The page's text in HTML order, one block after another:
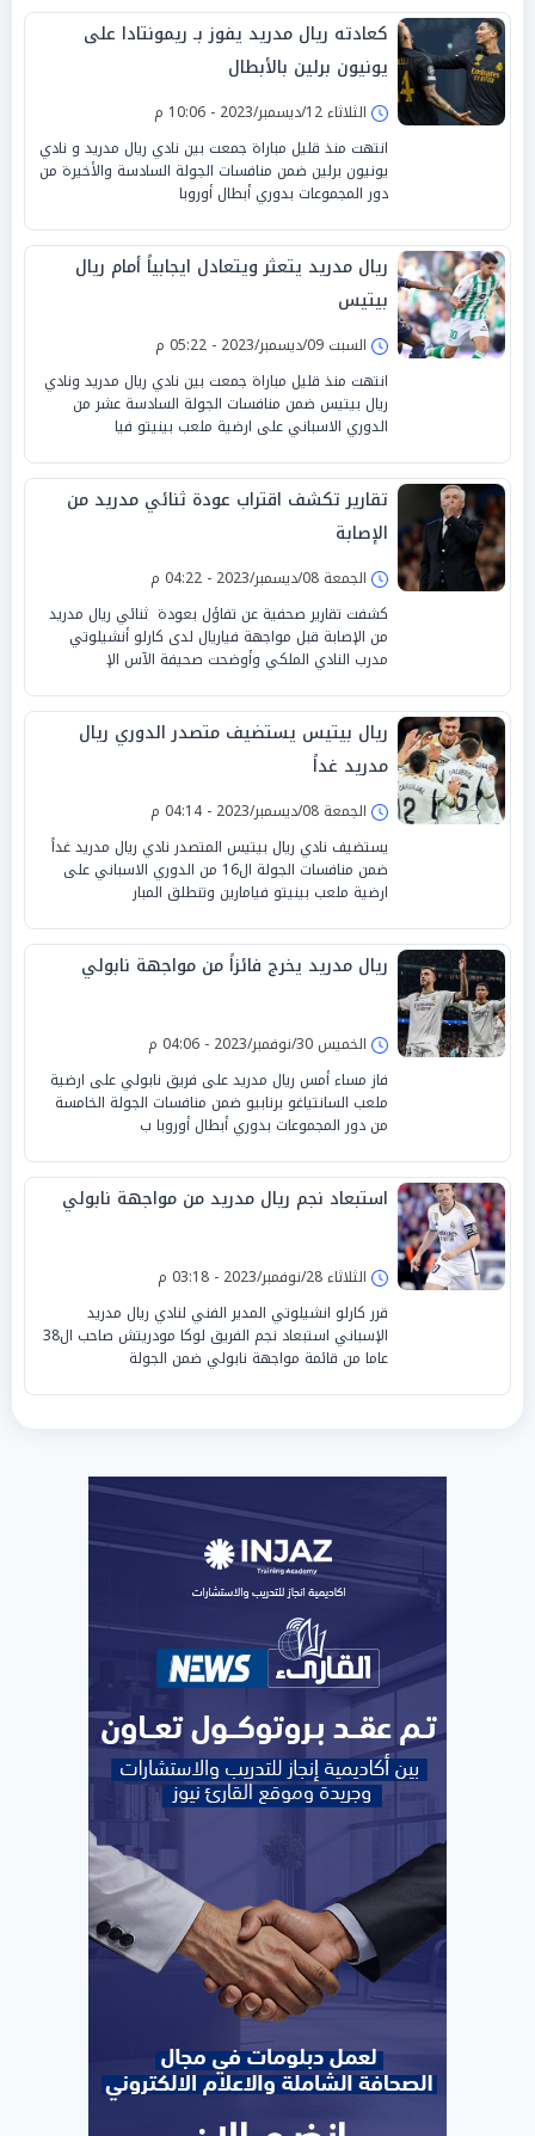
كعادته ريال مدريد يفوز بـ ريمونتادا على
يونيون برلين بالأبطال
الثلاثاء 12/ديسمبر/2023 - 10:06 م
انتهت منذ قليل مباراة جمعت بين نادي ريال مدريد و نادي
يونيون برلين ضمن منافسات الجولة السادسة والأخيرة من
دور المجموعات بدوري أبطال أوروبا
ريال مدريد يتعثر ويتعادل ايجابياً أمام ريال
بيتيس
السبت 09/ديسمبر/2023 - 05:22 م
انتهت منذ قليل مباراة جمعت بين نادي ريال مدريد ونادي
ريال بيتيس ضمن منافسات الجولة السادسة عشر من
الدوري الاسباني على ارضية ملعب بينيتو فيا
تقارير تكشف اقتراب عودة ثنائي مدريد من
الإصابة
الجمعة 08/ديسمبر/2023 - 04:22 م
كشفت تقارير صحفية عن تفاؤل بعودة ثنائي ريال مدريد
من الإصابة قبل مواجهة فياريال لدى كارلو أنشيلوتي
مدرب النادي الملكي وأوضحت صحيفة الآس الإ
ريال بيتيس يستضيف متصدر الدوري ريال
مدريد غداً
الجمعة 08/ديسمبر/2023 - 04:14 م
يستضيف نادي ريال بيتيس المتصدر نادي ريال مدريد غداً
ضمن منافسات الجولة ال16 من الدوري الاسباني على
ارضية ملعب بينيتو فيامارين وتنطلق المبار
ريال مدريد يخرج فائزاً من مواجهة نابولي
الخميس 30/نوفمبر/2023 - 04:06 م
فاز مساء أمس ريال مدريد على فريق نابولي على ارضية
ملعب السانتياغو برنابيو ضمن منافسات الجولة الخامسة
من دور المجموعات بدوري أبطال أوروبا ب
استبعاد نجم ريال مدريد من مواجهة نابولي
الثلاثاء 28/نوفمبر/2023 - 03:18 م
قرر كارلو انشيلوتي المدير الفني لنادي ريال مدريد
الإسباني استبعاد نجم الفريق لوكا مودريتش صاحب ال38
عاما من قائمة مواجهة نابولي ضمن الجولة